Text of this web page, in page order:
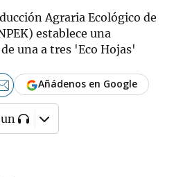
Agraria Ecológico de
establece una
una a tres 'Eco Hojas'
Añádenos en Google